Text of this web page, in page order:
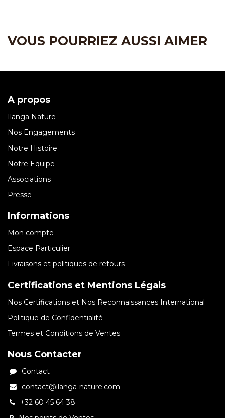
VOUS POURRIEZ AUSSI AIMER
A propos
Ilanga Nature
Nos Engagements
Notre Histoire
Notre Equipe
Associations
Presse
Informations
Mon compte
Espace Particulier
Livraisons et politiques de retours
Certifications et Mentions Légals
Nos Certifications et Nos Reconnaissances International
Politique de Confidentialité
Termes et Conditions de Ventes
Nous Contacter
Contact
contact@ilanga-nature.com
+32 60 45 64 38